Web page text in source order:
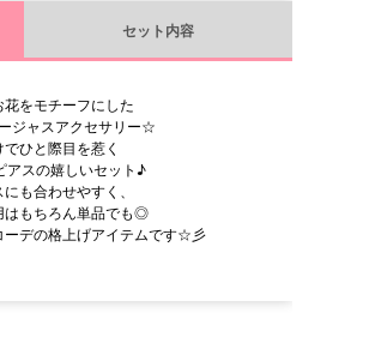
セット内容
をモチーフにした
ジャスアクセサリー☆
ひと際目を惹く
アスの嬉しいセット♪
も合わせやすく、
はもちろん単品でも◎
ーデの格上げアイテムです☆彡